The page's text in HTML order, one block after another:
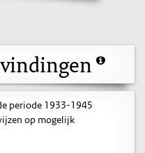
periode 1933-1945
op mogelijk